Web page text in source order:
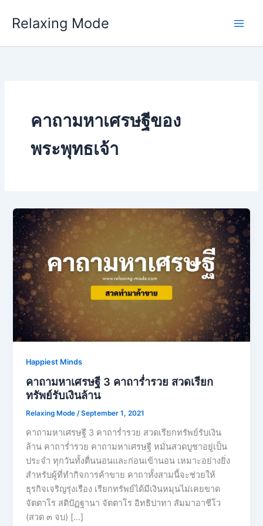
Relaxing Mode
คาถามหาเศรษฐีของ
พระพุทธเจ้า
Happiest Minds
คาถามหาเศรษฐี 3 คาถาร่ำรวย สวดเรียก
ทรัพย์รับเงินล้าน
Relaxing Mode/September 1, 2021
คาถามหาเศรษฐี 3 คาถาร่ำรวย สวดเรียกทรัพย์รับเงิน
ล้าน คาถาร่ำรวย คาถามหาเศรษฐี หมั่นสวดบูชาอยู่เป็น
ประจำ ทุกวันทั้งตื่นนอนและก่อนเข้านอน เหมาะอย่างยิ่ง
สำหรับผู้ที่ทำกิจการค้าขาย คาถาทั้งสามนี้จะช่วยให้
ธุรกิจเจริญรุ่งเรือง เรียกทรัพย์ได้มีเงินหมุนไม่เคยขาด
จัตตาโร สติปัฏฐานา จัตตาโร อิทธิปาทา สัมมาอาชีโว
(สวด ๓ จบ) […]